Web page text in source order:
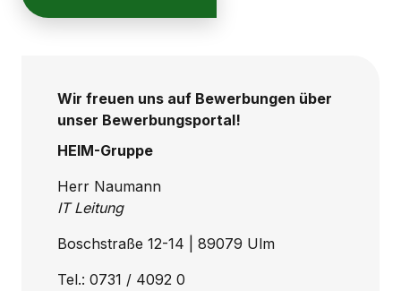
Wir freuen uns auf Bewerbungen über
unser Bewerbungsportal!
HEIM-Gruppe
Herr Naumann
IT Leitung
Boschstraße 12-14 | 89079 Ulm
Tel.: 0731 / 4092 0